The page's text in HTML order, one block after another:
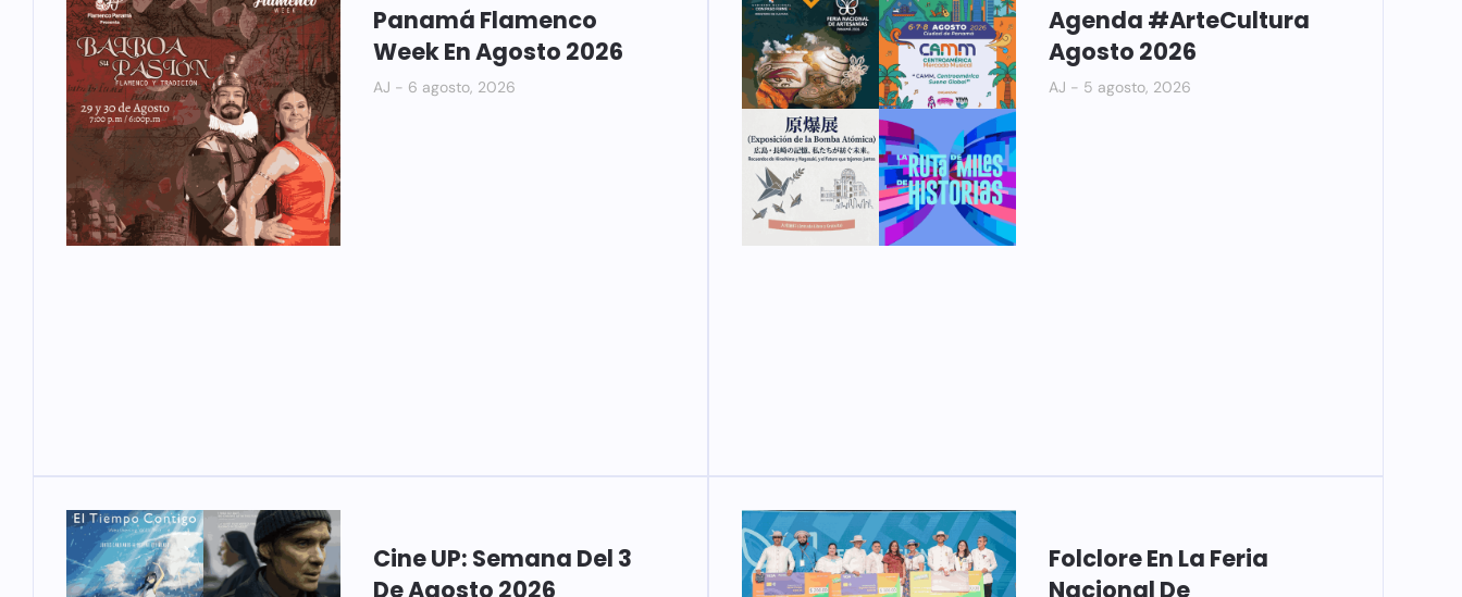
Panamá Flamenco
Week En Agosto 2026
AJ 6 agosto, 2026
Agenda #ArteCultura
Agosto 2026
AJ 5 agosto, 2026
Cine UP: Semana Del 3
De Agosto 2026
Folclore En La Feria
Nacional De